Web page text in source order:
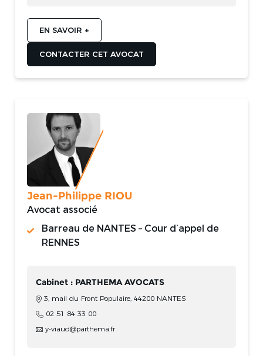
EN SAVOIR +
CONTACTER CET AVOCAT
Jean-Philippe RIOU
Avocat associé
Barreau de NANTES – Cour d’appel de
RENNES
Cabinet : PARTHEMA AVOCATS
3, mail du Front Populaire, 44200 NANTES
02 51 84 33 00
y-viaud@parthema.fr